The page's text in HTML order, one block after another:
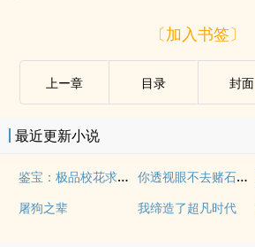
〔加入书签〕
上ー章 目录 封面
最近更新小说
鉴宝：极品校花求我做贴身鉴宝师 你透视眼不去赌石，又在乱看
屠狗之辈 我缔造了超凡时代